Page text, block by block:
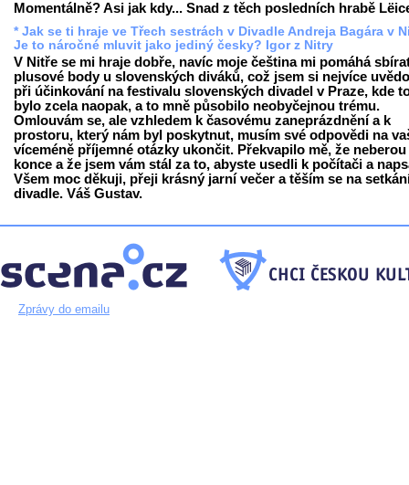
Momentálně? Asi jak kdy... Snad z těch posledních hrabě
* Jak se ti hraje ve Třech sestrách v Divadle Andreja Bagára v
Je to náročné mluvit jako jediný česky? Igor z Nitry
V Nitře se mi hraje dobře, navíc moje čeština mi pomáhá
plusové body u slovenských diváků, což jsem si nejvíce
při účinkování na festivalu slovenských divadel v Praze, kde
bylo zcela naopak, a to mně působilo neobyčejnou trému.
Omlouvám se, ale vzhledem k časovému zaneprázdnění a k
prostoru, který nám byl poskytnut, musím své odpovědi na
víceméně příjemné otázky ukončit. Překvapilo mě, že neberou
konce a že jsem vám stál za to, abyste usedli k počítači a
Všem moc děkuji, přeji krásný jarní večer a těším se na
divadle. Váš Gustav.
Zprávy do emailu